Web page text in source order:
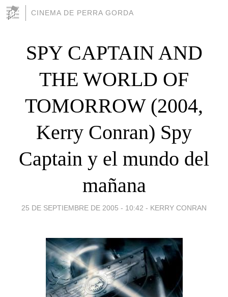
CINEMA DE PERRA GORDA
SPY CAPTAIN AND
THE WORLD OF
TOMORROW (2004,
Kerry Conran) Spy
Captain y el mundo del
mañana
25 DE SEPTIEMBRE DE 2005 - 10:42 - KERRY CONRAN